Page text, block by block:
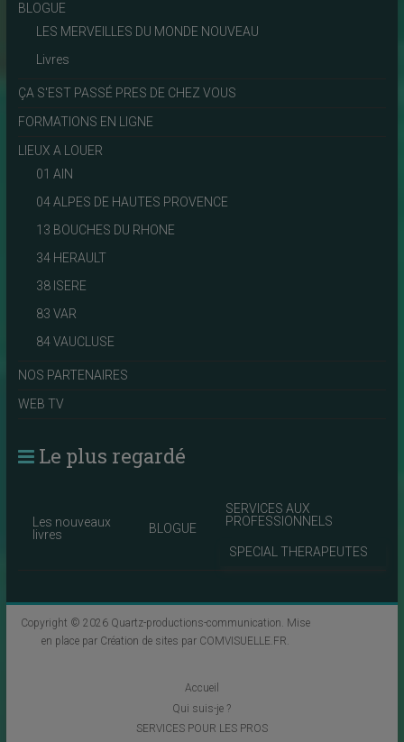
BLOGUE
LES MERVEILLES DU MONDE NOUVEAU
Livres
ÇA S'EST PASSÉ PRES DE CHEZ VOUS
FORMATIONS EN LIGNE
LIEUX A LOUER
01 AIN
04 ALPES DE HAUTES PROVENCE
13 BOUCHES DU RHONE
34 HERAULT
38 ISERE
83 VAR
84 VAUCLUSE
NOS PARTENAIRES
WEB TV
Le plus regardé
Les nouveaux
livres
BLOGUE
SERVICES AUX
PROFESSIONNELS
SPECIAL THERAPEUTES
Copyright © 2026 Quartz-productions-communication. Mise
en place par Création de sites par COMVISUELLE.FR.
Accueil
Qui suis-je ?
SERVICES POUR LES PROS